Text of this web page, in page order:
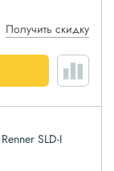
Получить скидку
SLD-I